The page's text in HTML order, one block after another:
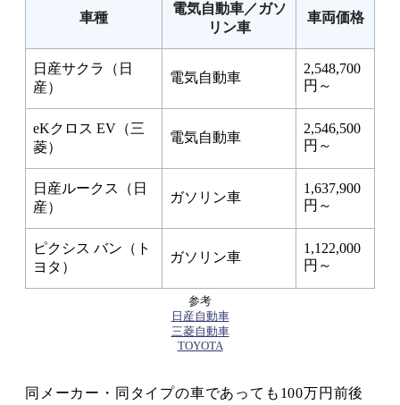
車種
電気自動車／ガソ
リン車
車両価格
日産サクラ（日
産）
電気自動車
2,548,700
円～
eKクロス EV（三
菱）
電気自動車
2,546,500
円～
日産ルークス（日
産）
ガソリン車
1,637,900
円～
ピクシス バン（ト
ヨタ）
ガソリン車
1,122,000
円～
参考
日産自動車
三菱自動車
TOYOTA
同メーカー・同タイプの車であっても100万円前後